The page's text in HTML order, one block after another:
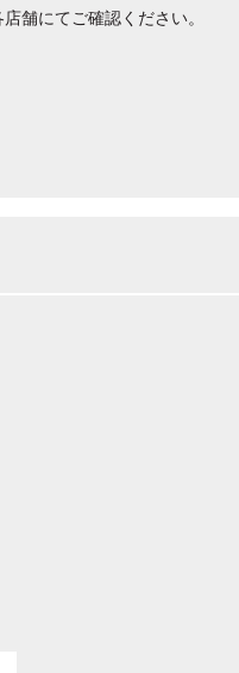
舗にてご確認ください。